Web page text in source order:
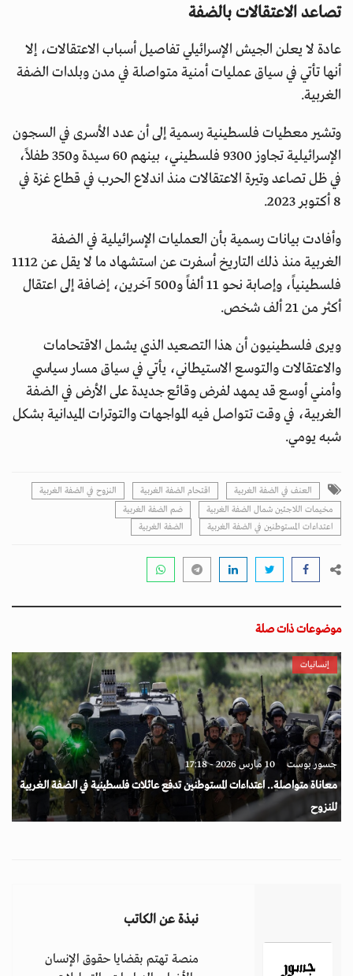
تصاعد الاعتقالات بالضفة
عادة لا يعلن الجيش الإسرائيلي تفاصيل أسباب الاعتقالات، إلا
أنها تأتي في سياق عمليات أمنية متواصلة في مدن وبلدات الضفة
الغربية.
وتشير معطيات فلسطينية رسمية إلى أن عدد الأسرى في السجون
الإسرائيلية تجاوز 9300 فلسطيني، بينهم 60 سيدة و350 طفلاً،
في ظل تصاعد وتيرة الاعتقالات منذ اندلاع الحرب في قطاع غزة في
8 أكتوبر 2023.
وأفادت بيانات رسمية بأن العمليات الإسرائيلية في الضفة
الغربية منذ ذلك التاريخ أسفرت عن استشهاد ما لا يقل عن 1112
فلسطينياً، وإصابة نحو 11 ألفاً و500 آخرين، إضافة إلى اعتقال
أكثر من 21 ألف شخص.
ويرى فلسطينيون أن هذا التصعيد الذي يشمل الاقتحامات
والاعتقالات والتوسع الاستيطاني، يأتي في سياق مسار سياسي
وأمني أوسع قد يمهد لفرض وقائع جديدة على الأرض في الضفة
الغربية، في وقت تتواصل فيه المواجهات والتوترات الميدانية بشكل
شبه يومي.
العنف في الضفة الغربية اقتحام الضفة الغربية
النزوح في الضفة الغربية
مخيمات اللاجئين شمال الضفة الغربية
ضم الضفة الغربية
اعتداءات المستوطنين في الضفة الغربية
الضفة الغربية
موضوعات ذات صلة
إنسانيات
جسور بوست 10 مارس 2026 - 17:18
معاناة متواصلة.. اعتداءات المستوطنين تدفع عائلات فلسطينية في الضفة الغربية
للنزوح
نبذة عن الكاتب
منصة تهتم بقضايا حقوق الإنسان